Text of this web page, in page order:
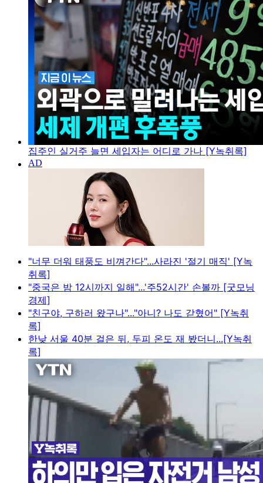
집주인 실거주 늘면 세입자는 어디로 가나 [Y녹취록]
"너무 더워 태풍도 비껴간다"...사라진 '절기 매직' [Y녹
취록]
"중국은 밤 12시까지 일해"...'주52시간' 손볼까 [굿모닝
경제]
"친구야, 구하러 왔구나"..."아니? 나도 갇혔어" [Y녹취
록]
한낮 서울 40분 걸은 뒤, 두피 온도 재 봤더니...[Y녹취
록]